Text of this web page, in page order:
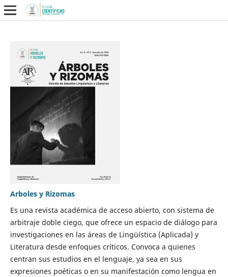
Arboles y Rizomas
Es una revista académica de acceso abierto, con sistema de
arbitraje doble ciego, que ofrece un espacio de diálogo para
investigaciones en las áreas de Lingüística (Aplicada) y
Literatura desde enfoques críticos. Convoca a quienes
centran sus estudios en el lenguaje, ya sea en sus
expresiones poéticas o en su manifestación como lengua en